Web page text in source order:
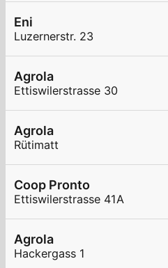
Eni
Luzernerstr. 23
Agrola
Ettiswilerstrasse 30
Agrola
Rütimatt
Coop Pronto
Ettiswilerstrasse 41A
Agrola
Hackergass 1